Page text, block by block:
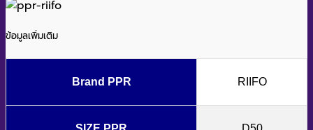
ข้อมูลเพิ่มเติม
Brand PPR RIIFO